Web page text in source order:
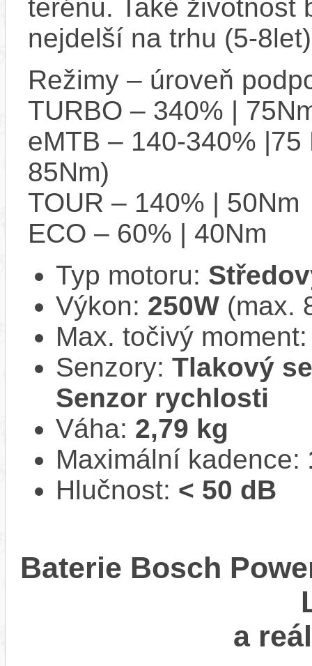
terénu. Také životnost
nejdelší na trhu (5-
Režimy – úroveň
TURBO – 340% |
eMTB – 140-340%
85Nm)
TOUR – 140% | 50Nm
ECO – 60% | 40Nm
Typ motoru:
Výkon: 250W (max.
Max. točivý
Senzory: Tlakový
Senzor rychlosti
Váha: 2,79 kg
Maximální kadence:
Hlučnost: < 50 dB
Baterie Bosch
a